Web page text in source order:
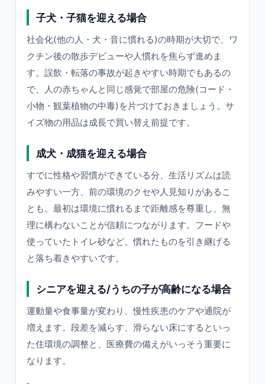
子犬・子猫を迎える場合
社会化(他の人・犬・音に慣れる)の時期が大切で、ワ
クチン後の散歩デビューや人慣れを焦らず進めま
す。誤飲・転落の事故が起きやすい時期でもあるの
で、人の赤ちゃんと同じ感覚で部屋の危険(コード・
小物・観葉植物の中毒)を片づけておきましょう。サ
イズ物の用品は成長で買い替え前提です。
成犬・成猫を迎える場合
すでに性格や習慣ができている分、生活リズムは読
みやすい一方、前の環境のクセや人見知りがあるこ
とも。最初は環境に慣れるまで距離感を尊重し、無
理に構わないことが信頼につながります。フードや
使っていたトイレ砂など、慣れたものを引き継げる
と落ち着きやすいです。
シニアを迎える/うちの子が高齢になる場合
運動量や食事量が変わり、慢性疾患のケアや通院が
増えます。段差を減らす、滑らない床にするといっ
た住環境の調整と、医療費の備えがいっそう重要に
なります。